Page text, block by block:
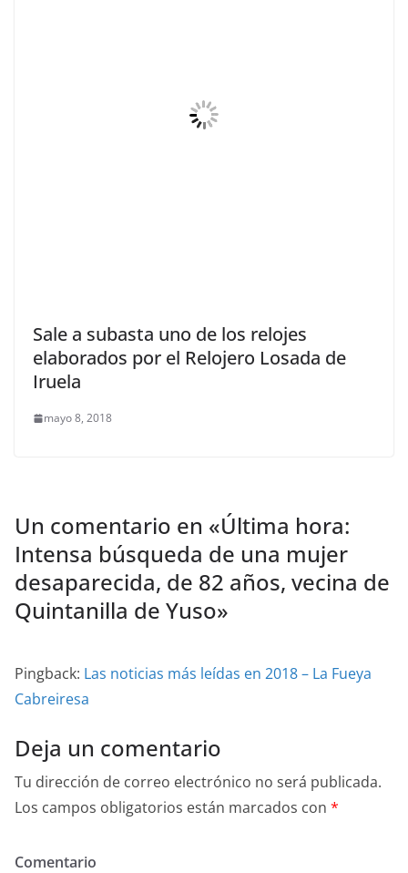
Sale a subasta uno de los relojes
elaborados por el Relojero Losada de
Iruela
mayo 8, 2018
Un comentario en «Última hora:
Intensa búsqueda de una mujer
desaparecida, de 82 años, vecina de
Quintanilla de Yuso»
Pingback: Las noticias más leídas en 2018 – La Fueya
Cabreiresa
Deja un comentario
Tu dirección de correo electrónico no será publicada.
Los campos obligatorios están marcados con *
Comentario